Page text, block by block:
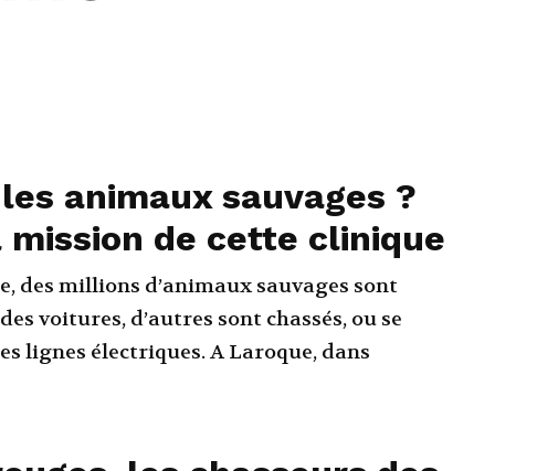
animaux sauvages ?
mission de cette clinique
des millions d’animaux sauvages sont
voitures, d’autres sont chassés, ou se
électriques. A Laroque, dans